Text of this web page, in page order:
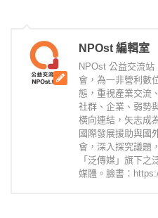
NPOst 編輯室
NPOst 公益交流
會，為一非營利數
態，重視產業交流
社群、企業、弱勢
橫向連結，矢志成
國際發展援助與國
會，深入探究議題
「泛傳媒」旗下
媒體。臉書：